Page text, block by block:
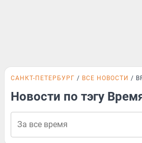
САНКТ-ПЕТЕРБУРГ ВСЕ НОВОСТИ
Новости по тэгу